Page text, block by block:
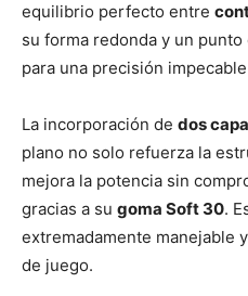
equilibrio perfecto entre
su forma redonda y un
para una precisión
La incorporación de dos
plano no solo refuerza la
mejora la potencia sin
gracias a su goma Soft 30.
extremadamente manejable
de juego.